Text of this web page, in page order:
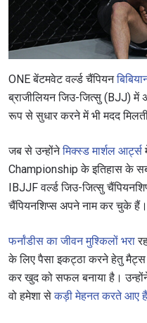
ONE बेंटमवेट वर्ल्ड चैंपियन
ब्राजीलियन जिउ-जित्सु (BJJ) में
रूप से सुधार करने में भी मदद
जब से उन्होंनेमिक्स्ड मार्शल आर्ट्स
Championship के इतिहास के
IBJJF वर्ल्ड जिउ-जित्सु
चैंपियनशिप्स अपने नाम कर चुके हैं।
फर्नांडीस का जीवन मुश्किलों भरा
के लिए पैसा इकट्ठा करने हेतु
कर खुद को सफल बनाया है।
वो हमेशा सेकड़ी मेहनत करते आए